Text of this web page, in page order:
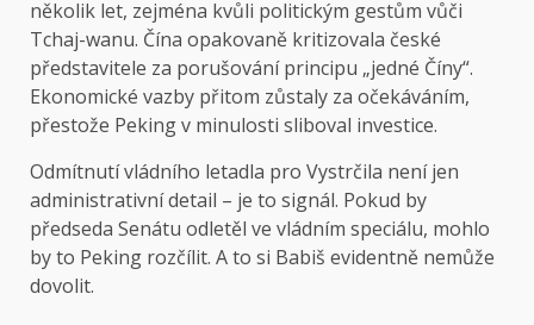
několik let, zejména kvůli politickým gestům vůči
Tchaj-wanu. Čína opakovaně kritizovala české
představitele za porušování principu „jedné Číny“.
Ekonomické vazby přitom zůstaly za očekáváním,
přestože Peking v minulosti sliboval investice.
Odmítnutí vládního letadla pro Vystrčila není jen
administrativní detail – je to signál. Pokud by
předseda Senátu odletěl ve vládním speciálu, mohlo
by to Peking rozčílit. A to si Babiš evidentně nemůže
dovolit.